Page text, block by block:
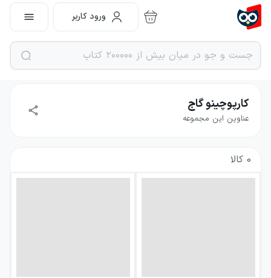
ورود کاربر
کارپوچینو گاج
عناوین این مجموعه
0 کالا